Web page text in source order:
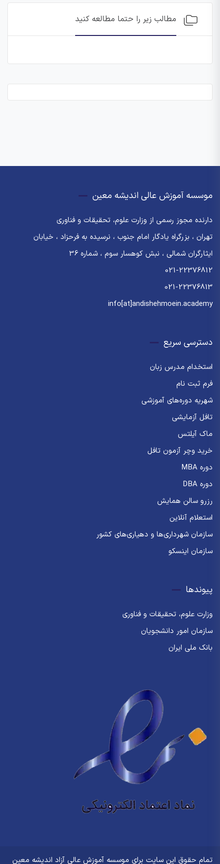
مطالب زیر را حتما مطالعه کنید
موسسه آموزش عالی اندیشه معین
دارنده مجوز رسمی از وزارت علوم، تحقیقات و فناوری
تهران ، بزرگراه یادگار امام جنوب ، نرسیده به فرحزاد ، خیابان
ایثارگران شمالی ، نبش کوهسار سوم ، شماره 36
021-22376812
021-22376813
info[at]andishehmoein.academy
دسترسی سریع
استخدام مدرس زبان
فرم ثبت نام
شهریه دوره‌های آموزشی
تافل آزمایشی
ماک آیلتس
خرید وچر آزمون تافل
دوره MBA
دوره DBA
رزرو سالن همایش
استعلام آنلاین
سازمان شهرداری‌ها و دهیاری‌های کشور
سازمان اینسکو
پیوندها
وزارت علوم، تحقیقات و فناوری
سازمان امور دانشجویان
بانک ملی ایران
تمام حقوق این سایت برای موسسه آموزش عالی آزاد اندیشه معین